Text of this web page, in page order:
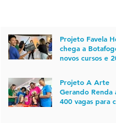
Projeto Favela
chega a
novos cursos e
audiovisual
Projeto A Arte
Gerando Renda
400 vagas para